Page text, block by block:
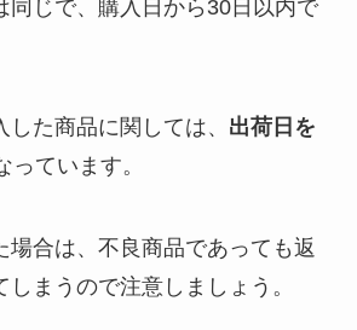
同じで、購入日から30日以内で
た商品に関しては、 出荷日を
っています。
場合は、不良商品であっても返
まうので注意しましょう。